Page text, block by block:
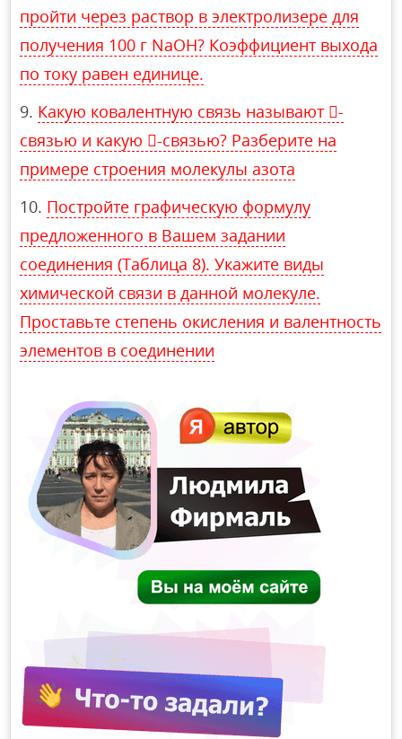
пройти через раствор в электролизере для
получения 100 г NaOH? Коэффициент выхода
по току равен единице.
Какую ковалентную связь называют -
связью и какую -связью? Разберите на
примере строения молекулы азота
Постройте графическую формулу
предложенного в Вашем задании
соединения (Таблица 8). Укажите виды
химической связи в данной молекуле.
Проставьте степень окисления и валентность
элементов в соединении